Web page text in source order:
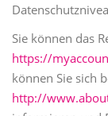
Sie können das
https://
können Sie sich
http://